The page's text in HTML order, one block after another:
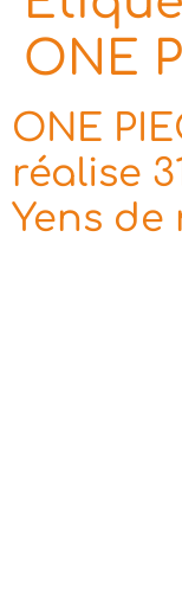
ONE
ONE
réalise
Yens